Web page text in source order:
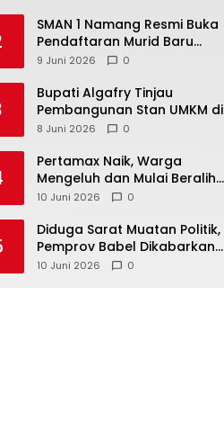
SMAN 1 Namang Resmi Buka
Pendaftaran Murid Baru
2026/2027
9 Juni 2026 0
‎Bupati Algafry Tinjau
Pembangunan Stan UMKM di
Pelangi Sawah Namang,
Lokal Kian Tertata
8 Juni 2026 0
‎Pertamax Naik, Warga
Mengeluh dan Mulai Beralih
ke Pertalite Meski Harus Antre
10 Juni 2026 0
‎Diduga Sarat Muatan Politik,
Pemprov Babel Dikabarkan
Lakukan Rotasi Besar-
10 Juni 2026 0